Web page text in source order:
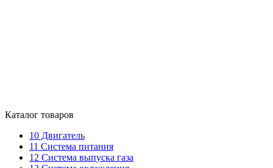
Каталог товаров
10 Двигатель
11 Система питания
12 Система выпуска газа